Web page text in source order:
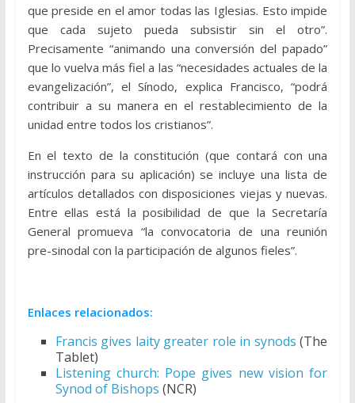
que preside en el amor todas las Iglesias. Esto impide
que cada sujeto pueda subsistir sin el otro”.
Precisamente “animando una conversión del papado”
que lo vuelva más fiel a las “necesidades actuales de la
evangelización”, el Sínodo, explica Francisco, “podrá
contribuir a su manera en el restablecimiento de la
unidad entre todos los cristianos”.
En el texto de la constitución (que contará con una
instrucción para su aplicación) se incluye una lista de
artículos detallados con disposiciones viejas y nuevas.
Entre ellas está la posibilidad de que la Secretaría
General promueva “la convocatoria de una reunión
pre-sinodal con la participación de algunos fieles”.
Enlaces relacionados:
Francis gives laity greater role in synods (The
Tablet)
Listening church: Pope gives new vision for
Synod of Bishops (NCR)